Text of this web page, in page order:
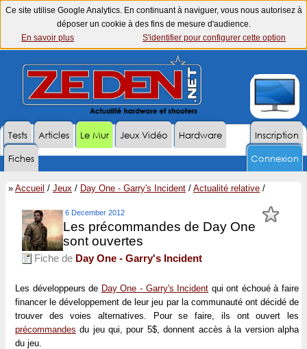
Ce site utilise Google Analytics. En continuant à naviguer, vous nous autorisez à
déposer un cookie à des fins de mesure d'audience.
En savoir plus
S'identifier pour configurer cette option
Inscription
Tests Articles Le Mur Jeux Vidéo
Hardware
Fiches
Connexion
» Accueil / Jeux / Day One - Garry's Incident / Actualité relative /
6 December 2012
Les précommandes de Day One
sont ouvertes
Fiche de Day One - Garry's Incident
Les développeurs de Day One - Garry's Incident qui ont échoué à faire
financer le développement de leur jeu par la communauté ont décidé de
trouver des voies alternatives. Pour se faire, ils ont ouvert les
précommandes du jeu qui, pour 5$, donnent accès à la version alpha
du jeu.